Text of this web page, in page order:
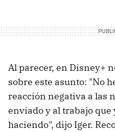
Al parecer, en Disney+
sobre este asunto: "No
reacción negativa a las
enviado y al trabajo que
haciendo", dijo Iger.